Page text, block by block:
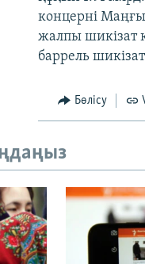
концерні
жалпы шикізат
баррель
Бөлісу